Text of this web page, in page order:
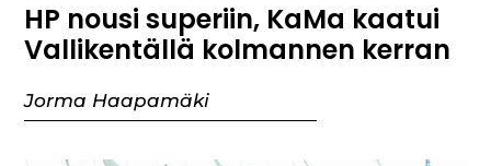
HP nousi superiin, KaMa kaatui
Vallikentällä kolmannen kerran
Jorma Haapamäki